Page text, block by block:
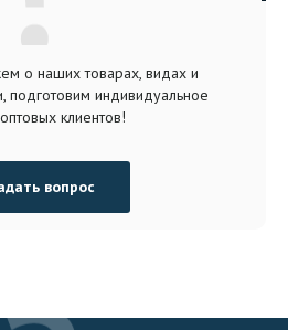
о наших товарах, видах и
подготовим индивидуальное
клиентов!
вопрос